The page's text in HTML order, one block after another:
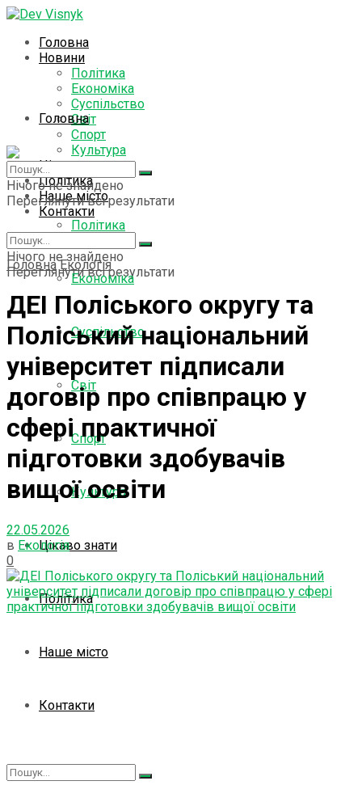
Головна
Новини
Політика
Економіка
Суспільство
Світ
Спорт
Культура
Цікаво знати
Політика
Наше місто
Контакти
Нічого не знайдено
Переглянути всі результати
Головна
Новини
Політика
Економіка
Суспільство
Світ
Спорт
Культура
Цікаво знати
Політика
Наше місто
Контакти
Нічого не знайдено
Переглянути всі результати
Головна Екологія
ДЕІ Поліського округу та
Поліський національний
університет підписали
договір про співпрацю у
сфері практичної
підготовки здобувачів
вищої освіти
22.05.2026
в Екологія
0